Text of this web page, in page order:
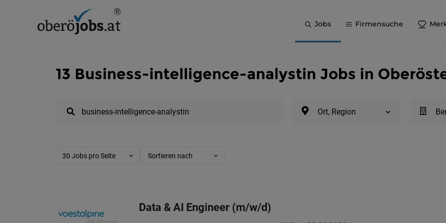
Jobs Firmensuche
13 Business-intelligence-analystin Jobs in
Ort, Region
30 Jobs pro Seite Sortieren nach
Data & AI Engineer (m/w/d)